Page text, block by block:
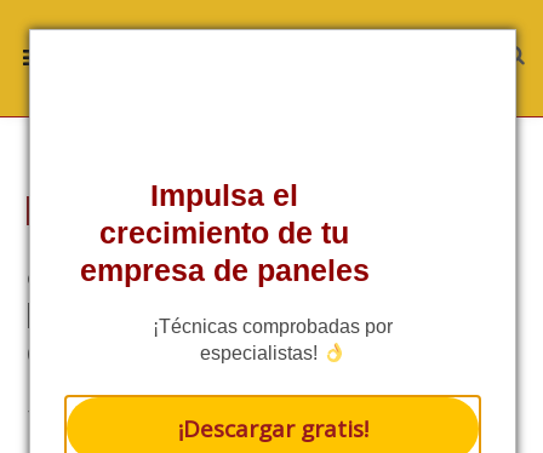
Impulsa el
crecimiento de tu
empresa de paneles
¡Técnicas comprobadas por
especialistas!
¡Descargar gratis!
¿La radiación UV daña tus
paneles solares? Impacto real y
cómo prevenirlo
7 MINS READ RATE THIS POST